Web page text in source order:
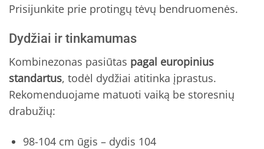
Prisijunkite prie protingų tėvų bendruomenės.
Dydžiai ir tinkamumas
Kombinezonas pasiūtas pagal europinius
standartus, todėl dydžiai atitinka įprastus.
Rekomenduojame matuoti vaiką be storesnių
drabužių:
98-104 cm ūgis – dydis 104